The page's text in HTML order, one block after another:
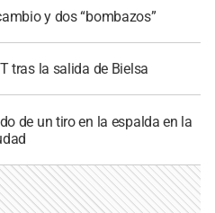
y dos “bombazos”
tras la salida de Bielsa
de un tiro en la espalda en la